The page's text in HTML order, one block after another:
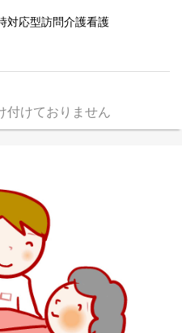
対応型訪問介護看護
付けておりません